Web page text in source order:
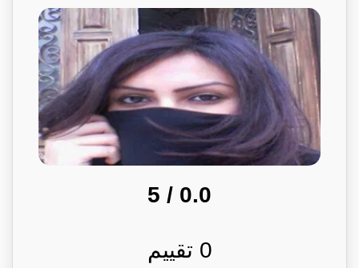
0.0
/ 5
0 تقييم